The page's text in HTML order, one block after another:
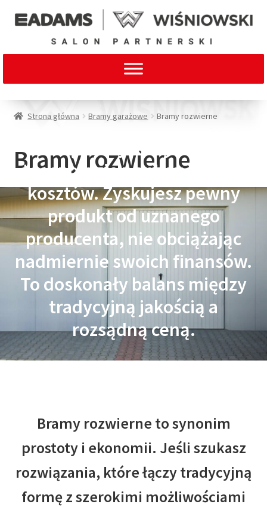
Strona główna Bramy garażowe Bramy rozwierne
Bramy rozwierne
Łączymy klasyczną
technologię z optymalizacją
kosztów. Zyskujesz pewny
produkt od uznanego
producenta, nie obciążając
nadmiernie swoich finansów.
To doskonały balans między
tradycyjną jakością a
rozsądną ceną.
Bramy rozwierne to synonim
prostoty i ekonomii. Jeśli szukasz
rozwiązania, które łączy tradycyjną
formę z szerokimi możliwościami